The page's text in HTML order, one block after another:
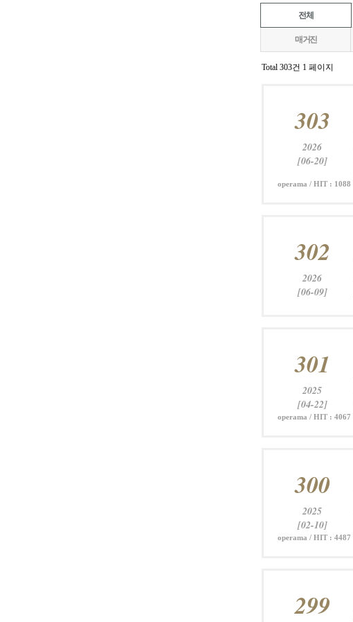
전체
매거진
Total 303건 1 페이지
303
2026
[06-20]
operama / HIT : 1088
302
2026
[06-09]
301
2025
[04-22]
operama / HIT : 4067
300
2025
[02-10]
operama / HIT : 4487
299